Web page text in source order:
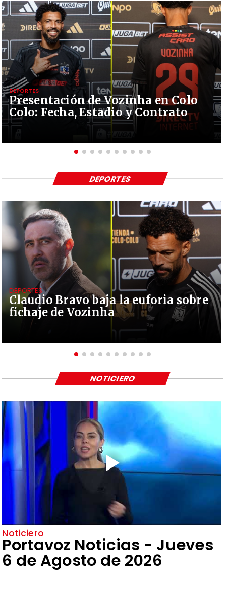
Presentación de Vozinha en Colo
Colo: Fecha, Estadio y Contrato
DEPORTES
Claudio Bravo baja la euforia sobre
fichaje de Vozinha
DEPORTES
DEPORTES
Noticiero
Portavoz Noticias - Jueves
6 de Agosto de 2026
NOTICIERO